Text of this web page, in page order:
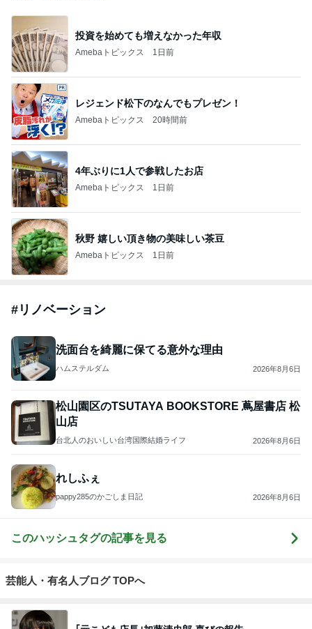
投資を始めても増えなかった年収
Amebaトピックス 1日前
レジェンド松下のなんでもプレゼン！
Amebaトピックス 20時間前
4年ぶりに1人で参戦したお店
Amebaトピックス 1日前
秋野 嬉しい頂き物の美味しい茶豆
Amebaトピックス 1日前
# リノベーション
洗面台を綺麗に保てる意外な理由
ハムステルダム 2026年8月6日
松山園区のTSUTAYA BOOKSTORE 蔦屋書店 松
山店
台北人のおいしい台湾国際結婚ライフ 2026年8月6日
れしふぇ
pappy285のかごしま日記 2026年8月6日
このハッシュタグの記事を見る
芸能人・有名人ブログ TOPへ